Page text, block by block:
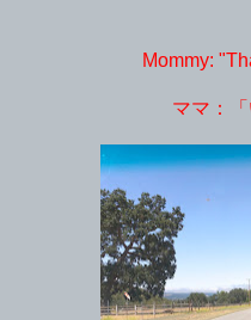
Mommy:
ママ：「